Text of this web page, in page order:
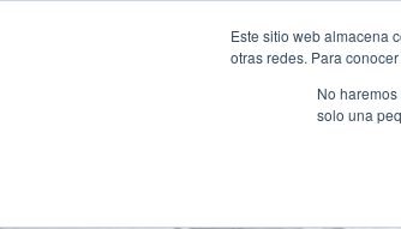
Este sitio web almacena
otras redes. Para
No
solo una